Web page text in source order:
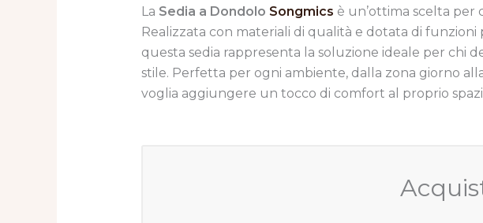
La Sedia a Dondolo Songmics è un’ottima scelta per
Realizzata con materiali di qualità e dotata di
questa sedia rappresenta la soluzione ideale per chi
stile. Perfetta per ogni ambiente, dalla zona giorno
voglia aggiungere un tocco di comfort al proprio